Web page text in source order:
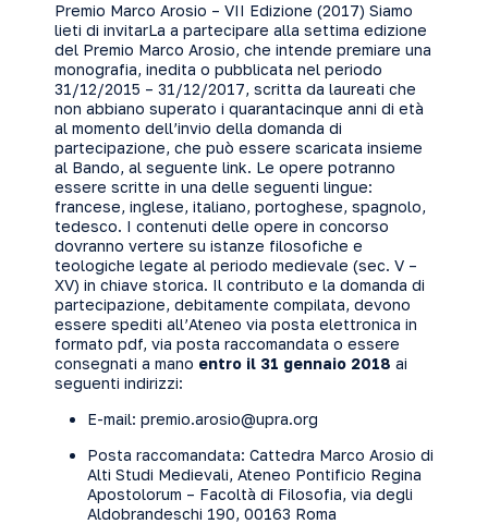
Premio Marco Arosio – VII Edizione (2017) Siamo
lieti di invitarLa a partecipare alla settima edizione
del Premio Marco Arosio, che intende premiare una
monografia, inedita o pubblicata nel periodo
31/12/2015 – 31/12/2017, scritta da laureati che
non abbiano superato i quarantacinque anni di età
al momento dell’invio della domanda di
partecipazione, che può essere scaricata insieme
al Bando, al seguente link. Le opere potranno
essere scritte in una delle seguenti lingue:
francese, inglese, italiano, portoghese, spagnolo,
tedesco. I contenuti delle opere in concorso
dovranno vertere su istanze filosofiche e
teologiche legate al periodo medievale (sec. V –
XV) in chiave storica. Il contributo e la domanda di
partecipazione, debitamente compilata, devono
essere spediti all’Ateneo via posta elettronica in
formato pdf, via posta raccomandata o essere
consegnati a mano entro il 31 gennaio 2018 ai
seguenti indirizzi:
E-mail: premio.arosio@upra.org
Posta raccomandata: Cattedra Marco Arosio di
Alti Studi Medievali, Ateneo Pontificio Regina
Apostolorum – Facoltà di Filosofia, via degli
Aldobrandeschi 190, 00163 Roma